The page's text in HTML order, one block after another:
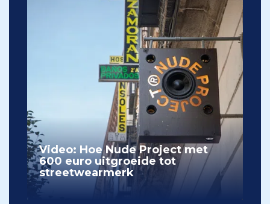
Video: Hoe Nude Project met
600 euro uitgroeide tot
streetwearmerk